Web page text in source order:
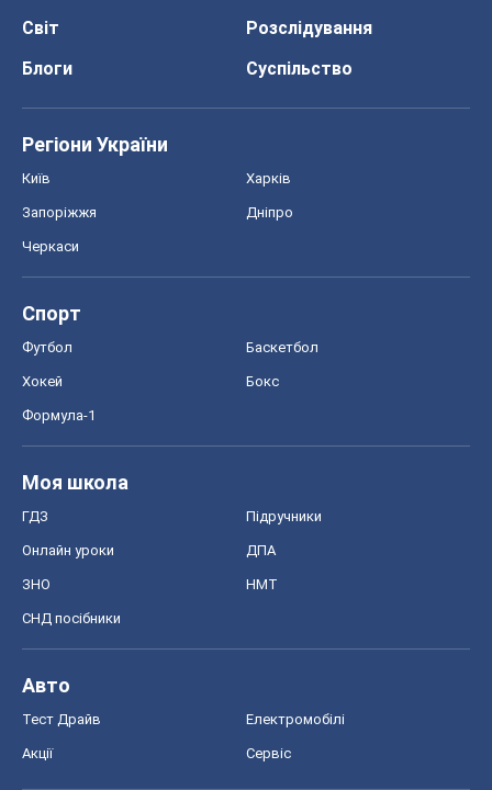
Світ
Розслідування
Блоги
Суспільство
Регіони України
Київ Харків
Запоріжжя Дніпро
Черкаси
Спорт
Футбол Баскетбол
Хокей Бокс
Формула-1
Моя школа
ГДЗ Підручники
Онлайн уроки ДПА
ЗНО НМТ
СНД посібники
Авто
Тест Драйв Електромобілі
Акції Сервіс